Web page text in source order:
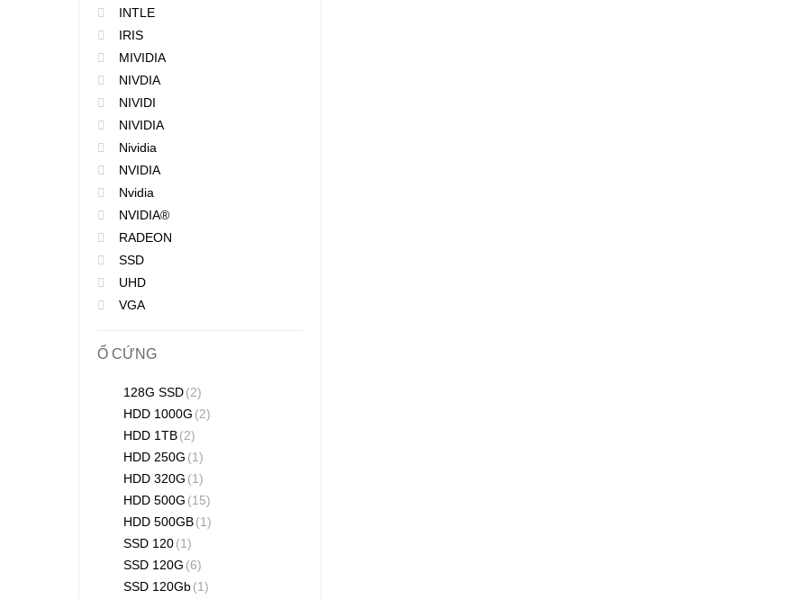
INTLE
IRIS
MIVIDIA
NIVDIA
NIVIDI
NIVIDIA
Nividia
NVIDIA
Nvidia
NVIDIA®
RADEON
SSD
UHD
VGA
Ổ CỨNG
128G SSD(2)
HDD 1000G (2)
HDD 1TB(2)
HDD 250G (1)
HDD 320G (1)
HDD 500G (15)
HDD 500GB(1)
SSD 120(1)
SSD 120G (6)
SSD 120Gb(1)